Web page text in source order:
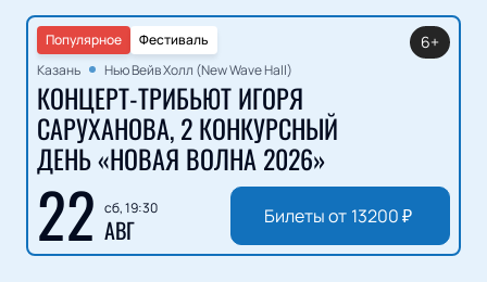
Фестиваль
Популярное
Казань
Нью Вейв Холл (New Wave Hall)
КОНЦЕРТ-ТРИБЬЮТ ИГОРЯ
САРУХАНОВА, 2 КОНКУРСНЫЙ
ДЕНЬ «НОВАЯ ВОЛНА 2026»
22 сб, 19:30
АВГ
6+
Билеты от 13200₽